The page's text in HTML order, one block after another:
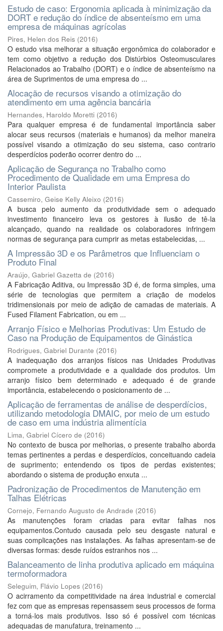
Estudo de caso: Ergonomia aplicada à minimização da
DORT e redução do índice de absenteísmo em uma
empresa de máquinas agrícolas
Pires, Helen dos Reis (2016)
O estudo visa melhorar a situação ergonômica do colaborador e
tem como objetivo a redução dos Distúrbios Osteomusculares
Relacionados ao Trabalho (DORT) e o índice de absenteísmo na
área de Suprimentos de uma empresa do ...
Alocação de recursos visando a otimização do
atendimento em uma agência bancária
Hernandes, Haroldo Moretti (2016)
Para qualquer empresa é de fundamental importância saber
alocar seus recursos (materiais e humanos) da melhor maneira
possível visando a otimização do seu sistema, caso contrario
desperdícios poderão ocorrer dentro do ...
Aplicação de Segurança no Trabalho como
Procedimento de Qualidade em uma Empresa do
Interior Paulista
Cassemiro, Geise Kelly Aleixo (2016)
A busca pelo aumento da produtividade sem o adequado
investimento financeiro leva os gestores à ilusão de tê-la
alcançado, quando na realidade os colaboradores infringem
normas de segurança para cumprir as metas estabelecidas, ...
A Impressão 3D e os Parâmetros que Influenciam o
Produto Final
Araújo, Gabriel Gazetta de (2016)
A Fabricação Aditiva, ou Impressão 3D é, de forma simples, uma
série de tecnologias que permitem a criação de modelos
tridimensionais por meio de adição de camadas de materiais. A
Fused Filament Fabrication, ou em ...
Arranjo Físico e Melhorias Produtivas: Um Estudo de
Caso na Produção de Equipamentos de Ginástica
Rodrigues, Gabriel Durante (2016)
A inadequação dos arranjos físicos nas Unidades Produtivas
compromete a produtividade e a qualidade dos produtos. Um
arranjo físico bem determinado e adequado é de grande
importância, estabelecendo o posicionamento de ...
Aplicação de ferramentas de análise de desperdícios,
utilizando metodologia DMAIC, por meio de um estudo
de caso em uma indústria alimentícia
Lima, Gabriel Cícero de (2016)
No contexto de busca por melhorias, o presente trabalho aborda
temas pertinentes a perdas e desperdícios, conceituando cadeia
de suprimento; entendendo os tipos de perdas existentes;
abordando o sistema de produção enxuta ...
Padronização de Procedimentos de Manutenção em
Talhas Elétricas
Cornejo, Fernando Augusto de Andrade (2016)
As manutenções foram criadas para evitar falhas nos
equipamentos.Contudo causada pelo seu desgaste natural e
suas complicações nas instalações. As falhas apresentam-se de
diversas formas: desde ruídos estranhos nos ...
Balanceamento de linha produtiva aplicado em máquina
termoformadora
Seleguim, Flávio Lopes (2016)
O acirramento da competitividade na área industrial e comercial
fez com que as empresas repensassem seus processos de forma
a torná-los mais produtivos. Isso só é possível com técnicas
adequadas de manufatura, treinamento ...